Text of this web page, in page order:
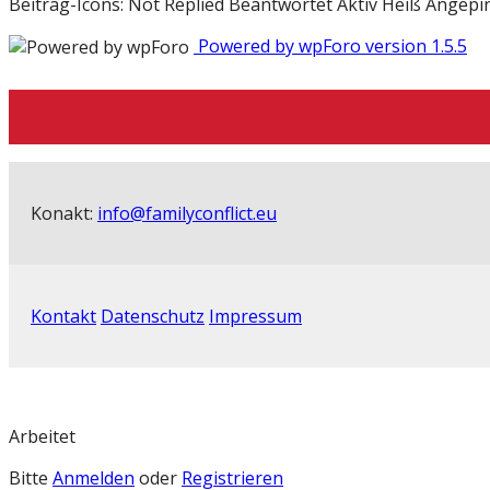
Powered by wpForo version 1.5.5
Konakt: info@familyconflict.eu
Kontakt Datenschutz Impressum
Arbeitet
Bitte Anmelden oder Registrieren